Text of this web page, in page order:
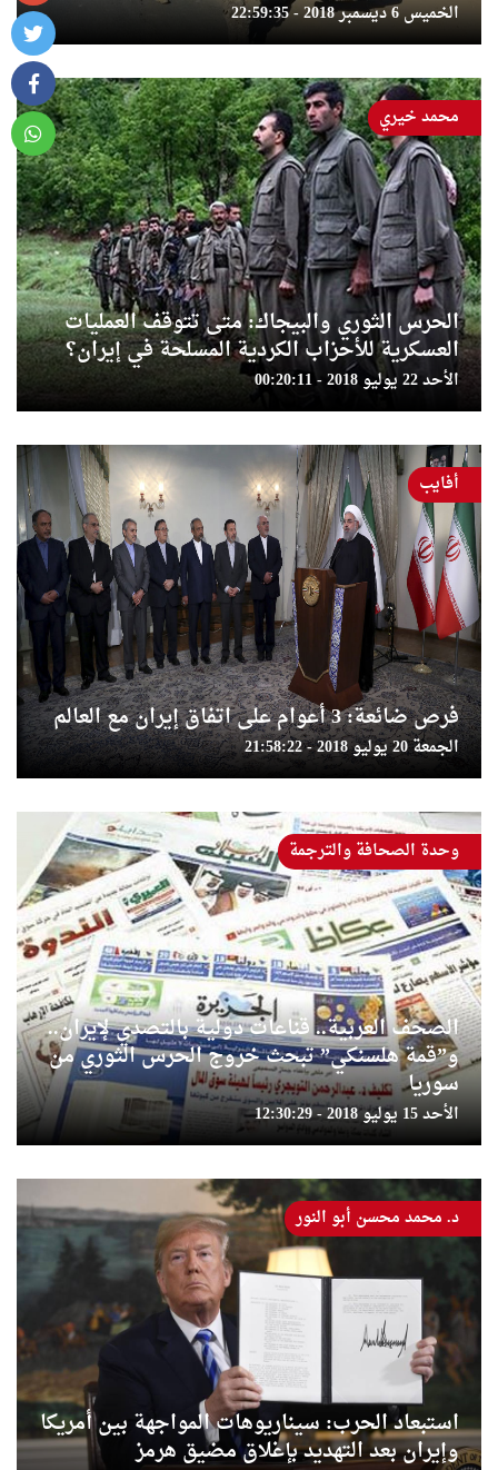
الخميس 6 ديسمبر 2018 - 22:59:35
الحرس الثوري والبيجاك: متى تتوقف العمليات
العسكرية للأحزاب الكردية المسلحة في إيران؟
الأحد 22 يوليو 2018 - 00:20:11
محمد خيري
فرص ضائعة: 3 أعوام على اتفاق إيران مع العالم
الجمعة 20 يوليو 2018 - 21:58:22
أفايب
الصحف العربية.. قناعات دولية بالتصدي لإيران..
و”قمة هلسنكي” تبحث خروج الحرس الثوري من
سوريا
الأحد 15 يوليو 2018 - 12:30:29
وحدة الصحافة والترجمة
استبعاد الحرب: سيناريوهات المواجهة بين أمريكا
وإيران بعد التهديد بإغلاق مضيق هرمز
د. محمد محسن أبو النور